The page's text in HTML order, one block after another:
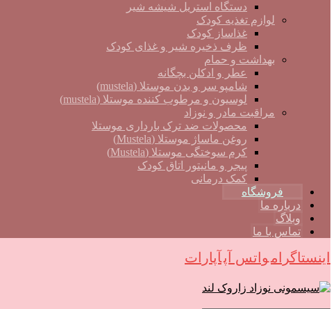
دستگاه استریل شیشه شیر
لوازم تغذیه کودک
غذاساز کودک
ظرف ذخیره شیر و غذای کودک
بهداشت و حمام
عطر و ادکلن بچگانه
شامپو سر و بدن موستلا (mustela)
لوسیون و مرطوب کننده موستلا (mustela)
مراقبت مادر و نوزاد
محصولات ضد ترک بارداری موستلا
روغن ماساژ موستلا (Mustela)
کرم سوختگی موستلا (Mustela)
پیجر و مانیتور اتاق کودک
کمک درمانی
فروشگاه
درباره ما
وبلاگ
تماس با ما
اینستاگرامواتس آپآپارات